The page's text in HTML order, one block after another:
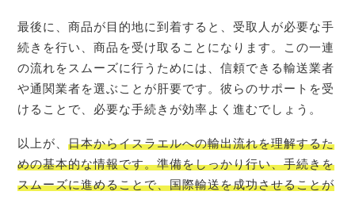
最後に、商品が目的地に到着すると、受取人が必要な手
続きを行い、商品を受け取ることになります。この一連
の流れをスムーズに行うためには、信頼できる輸送業者
や通関業者を選ぶことが肝要です。彼らのサポートを受
けることで、必要な手続きが効率よく進むでしょう。
以上が、日本からイスラエルへの輸出流れを理解するた
めの基本的な情報です。準備をしっかり行い、手続きを
スムーズに進めることで、国際輸送を成功させることが